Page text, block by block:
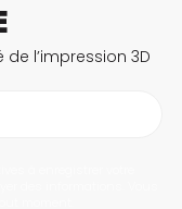
l’impression 3D